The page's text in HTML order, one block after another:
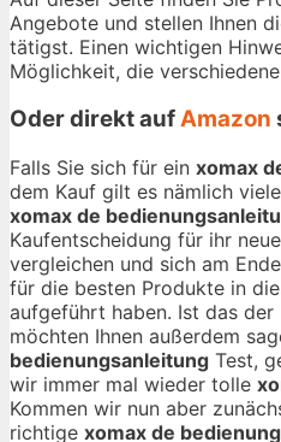
Angebote und stellen Ihnen
tätigst. Einen wichtigen
Möglichkeit, die
Oder direkt aufAmazon
Falls Sie sich für ein xomax
dem Kauf gilt es nämlich
xomax de
Kaufentscheidung für ihr
vergleichen und sich am
für die besten Produkte in
aufgeführt haben. Ist das der
möchten Ihnen außerdem
bedienungsanleitung Test,
wir immer mal wieder tolle
Kommen wir nun aber
richtige xomax de